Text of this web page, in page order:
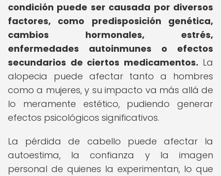
condición puede ser causada por diversos
factores, como predisposición genética,
cambios hormonales, estrés,
enfermedades autoinmunes o efectos
secundarios de ciertos medicamentos. La
alopecia puede afectar tanto a hombres
como a mujeres, y su impacto va más allá de
lo meramente estético, pudiendo generar
efectos psicológicos significativos.
La pérdida de cabello puede afectar la
autoestima, la confianza y la imagen
personal de quienes la experimentan, lo que